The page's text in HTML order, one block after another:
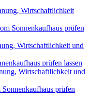
Wirtschaftlichkeit
Sonnenkaufhaus prüfen
Wirtschaftlichkeit und
prüfen lassen
Wirtschaftlichkeit und
prüfen